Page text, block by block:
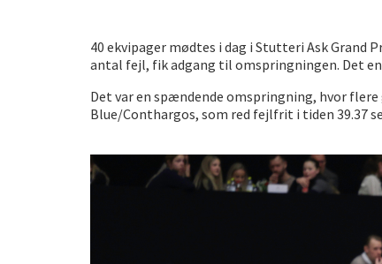
40 ekvipager mødtes i dag i Stutteri Ask Grand
antal fejl, fik adgang til omspringningen. Det
Det var en spændende omspringning, hvor
Blue/Conthargos, som red fejlfrit i tiden 39.37